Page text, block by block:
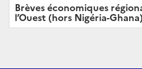
Brèves économiques
l’Ouest (hors Nigéria-